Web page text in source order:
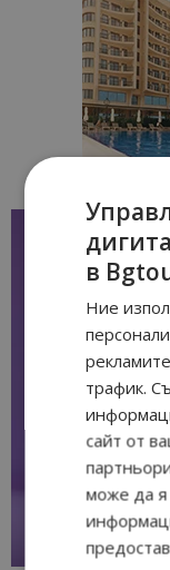
в
Ние
трафик.
сайт от
може да я